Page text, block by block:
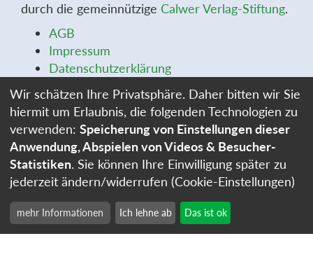
durch die gemeinnützige Calwer Verlag-Stiftung.
AGB
Impressum
Datenschutzerklärung
Widerrufsformular
Stellenangebote
Cookie-Einstellungen
Wir schätzen Ihre Privatsphäre. Daher bitten wir Sie
hiermit um Erlaubnis, die folgenden Technologien zu
verwenden: Speicherung von Einstellungen dieser
Anwendung, Abspielen von Videos & Besucher-
Statistiken. Sie können Ihre Einwilligung später zu
jederzeit ändern/widerrufen (Cookie-Einstellungen)
mehr Informationen Ich lehne ab Das ist ok